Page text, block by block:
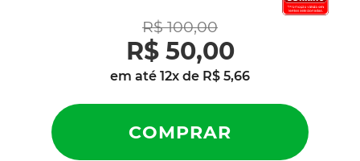
R$ 100,00
R$ 50,00
em até 12x de R$ 5,66